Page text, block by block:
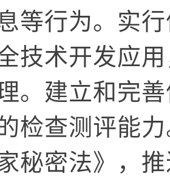
等行为。实
技术开发应
。建立和完
检查测评能
秘密法》，